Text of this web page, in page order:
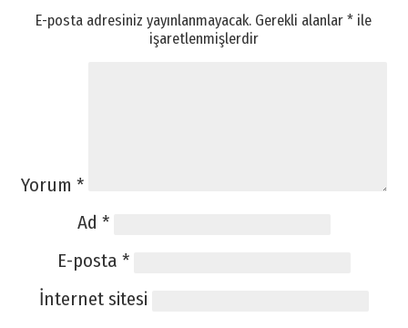
E-posta adresiniz yayınlanmayacak. Gerekli alanlar* ile
işaretlenmişlerdir
Yorum *
Ad *
E-posta *
İnternet sitesi